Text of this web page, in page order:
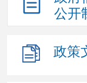
公开
政策